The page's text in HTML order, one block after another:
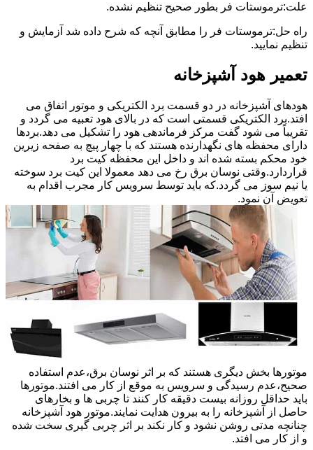
علت:ترموستات فر بطور صحیح تنظیم نشده.
راه حل:ترموستات فر را مطابق آنچه که شرح داده شد آزمایش و
تنظیم نمایید.
تعمیر هود آشپزخانه
هودهای آشپزخانه در دو قسمت برد الکتریکی و موتور اتفاق می
افتد.برد الکتریکی قسمتی است که در بالای هود تعبیه می گردد و
تقریباً می شود گفت مرکز فرماندهی هود را تشکیل می دهد.بردها
دارای محفظه های نگهدارنده هستند که با چهار پیچ به صفحه زیرین
خود محکم بسته شده اند و داخل این محفظه کیت برد
قراردارد.وقتی نوسان برق رخ می دهد معمولا این کیت برد سوخته
یا نیم سوز می گردد.که باید توسط سرویس کار مجرب اقدام به
تعویض آن نمود.
موتورها بخش دیگری هستند که بر اثر نوسان برق،عدم استفاده
صحیح،عدم رسیدگی و سرویس به موقع از کار می افتند.موتورها
باید حداقل روزانه بیست دقیقه کار کنند تا چربی ها و بخارهای
حاصل از آشپزخانه را به بیرون هدایت نمایند.موتور هود آشپزخانه
چنانچه مدتی روشن نشود و کار نکند بر اثر چربی گیری سخت شده
و از کار می افتد.